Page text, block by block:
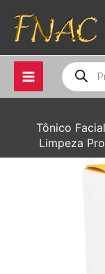
para
conteúdo
Pesquisar
produtos
Tônico
Limpeza